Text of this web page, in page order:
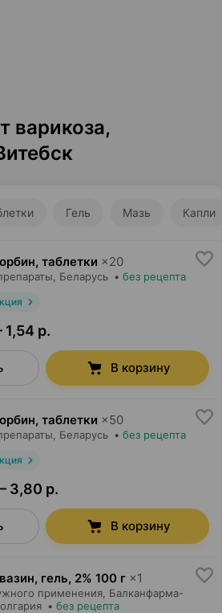
варикоза,
Гель Мазь Капли
таблетки ×20
, Беларусь • без рецепта
р.
В корзину
таблетки ×50
, Беларусь • без рецепта
3,80 р.
В корзину
гель, 2% 100 г ×1
применения, Балканфарма-
• без рецепта